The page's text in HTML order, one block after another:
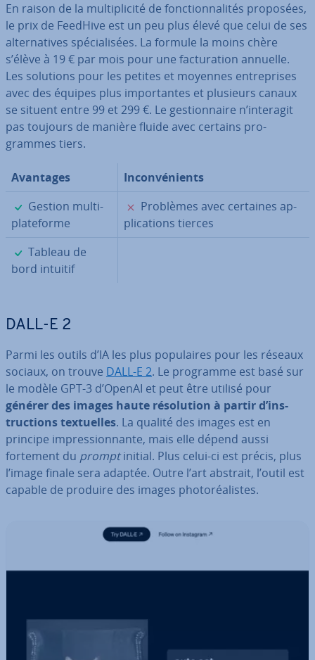
En raison de la mul­ti­pli­cité de fonc­tion­na­li­tés proposées,
le prix de FeedHive est un peu plus élevé que celui de ses
al­ter­na­tives spé­cia­li­sées. La formule la moins chère
s’élève à 19 € par mois pour une fac­tu­ra­tion annuelle.
Les solutions pour les petites et moyennes en­tre­prises
avec des équipes plus im­por­tantes et plusieurs canaux
se situent entre 99 et 299 €. Le ges­tion­naire n’interagit
pas toujours de manière fluide avec certains pro­
grammes tiers.
Avantages
In­con­vé­nients
✓
Gestion mul­ti­
pla­te­forme
✗
Problèmes avec certaines ap­
pli­ca­tions tierces
✓
Tableau de
bord intuitif
DALL-E 2
Parmi les outils d’IA les plus po­pu­laires pour les réseaux
sociaux, on trouve DALL-E 2. Le programme est basé sur
le modèle GPT-3 d’OpenAI et peut être utilisé pour
générer des images haute ré­so­lu­tion à partir d’ins­
truc­tions tex­tuelles. La qualité des images est en
principe im­pres­sion­nante, mais elle dépend aussi
fortement du promptinitial. Plus celui-ci est précis, plus
l’image finale sera adaptée. Outre l’art abstrait, l’outil est
capable de produire des images pho­to­réa­listes.